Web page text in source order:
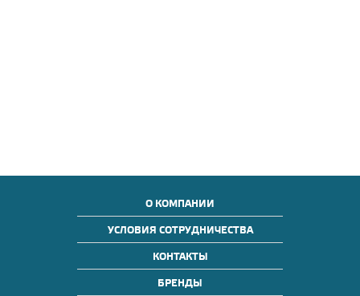
О КОМПАНИИ
УСЛОВИЯ СОТРУДНИЧЕСТВА
КОНТАКТЫ
БРЕНДЫ